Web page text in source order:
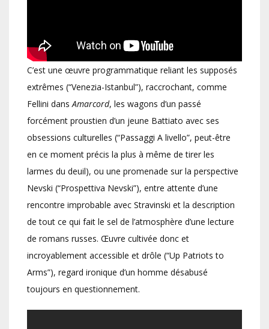
C’est une œuvre programmatique reliant les supposés
extrêmes (“Venezia-Istanbul”), raccrochant, comme
Fellini dans Amarcord, les wagons d’un passé
forcément proustien d’un jeune Battiato avec ses
obsessions culturelles (“Passaggi A livello”, peut-être
en ce moment précis la plus à même de tirer les
larmes du deuil), ou une promenade sur la perspective
Nevski (“Prospettiva Nevski”), entre attente d’une
rencontre improbable avec Stravinski et la description
de tout ce qui fait le sel de l’atmosphère d’une lecture
de romans russes. Œuvre cultivée donc et
incroyablement accessible et drôle (“Up Patriots to
Arms”), regard ironique d’un homme désabusé
toujours en questionnement.